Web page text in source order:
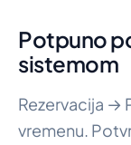
Potpuno
sistemom
Rezervacija →
vremenu.